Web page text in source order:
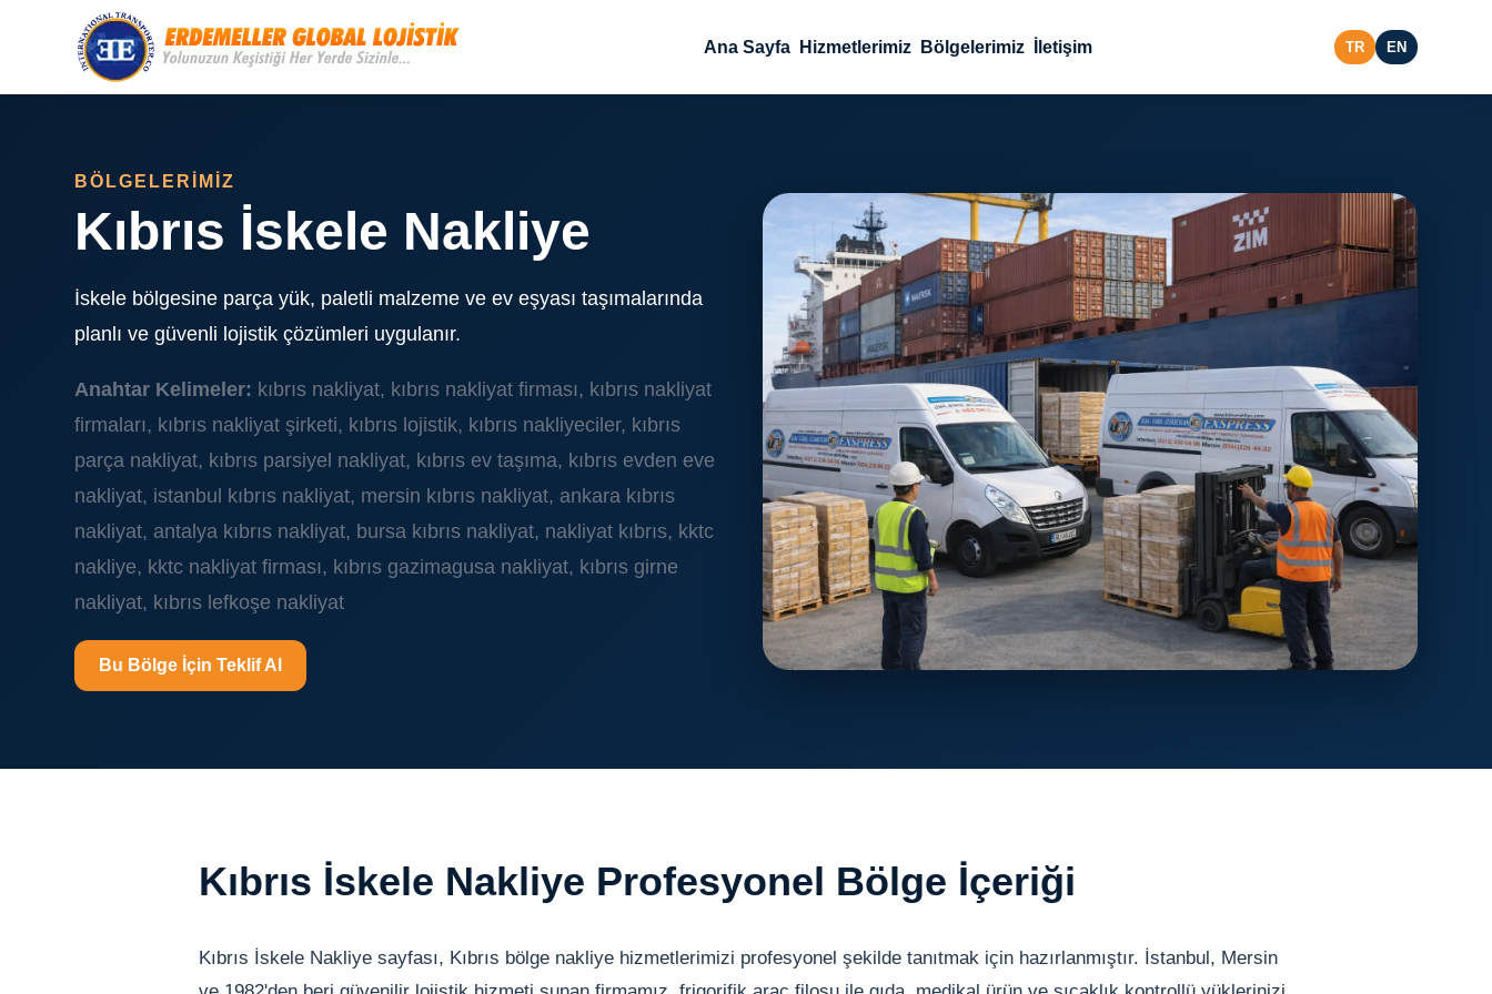
Ana Sayfa Hizmetlerimiz Bölgelerimiz İletişim TR EN
BÖLGELERİMİZ
Kıbrıs İskele Nakliye
İskele bölgesine parça yük, paletli malzeme ve ev eşyası taşımalarında
planlı ve güvenli lojistik çözümleri uygulanır.
Anahtar Kelimeler: kıbrıs nakliyat, kıbrıs nakliyat firması, kıbrıs nakliyat
firmaları, kıbrıs nakliyat şirketi, kıbrıs lojistik, kıbrıs nakliyeciler, kıbrıs
parça nakliyat, kıbrıs parsiyel nakliyat, kıbrıs ev taşıma, kıbrıs evden eve
nakliyat, istanbul kıbrıs nakliyat, mersin kıbrıs nakliyat, ankara kıbrıs
nakliyat, antalya kıbrıs nakliyat, bursa kıbrıs nakliyat, nakliyat kıbrıs, kktc
nakliye, kktc nakliyat firması, kıbrıs gazimagusa nakliyat, kıbrıs girne
nakliyat, kıbrıs lefkoşe nakliyat
Bu Bölge İçin Teklif Al
Kıbrıs İskele Nakliye Profesyonel Bölge İçeriği
Kıbrıs İskele Nakliye sayfası, Kıbrıs bölge nakliye hizmetlerimizi profesyonel şekilde tanıtmak için hazırlanmıştır. İstanbul, Mersin